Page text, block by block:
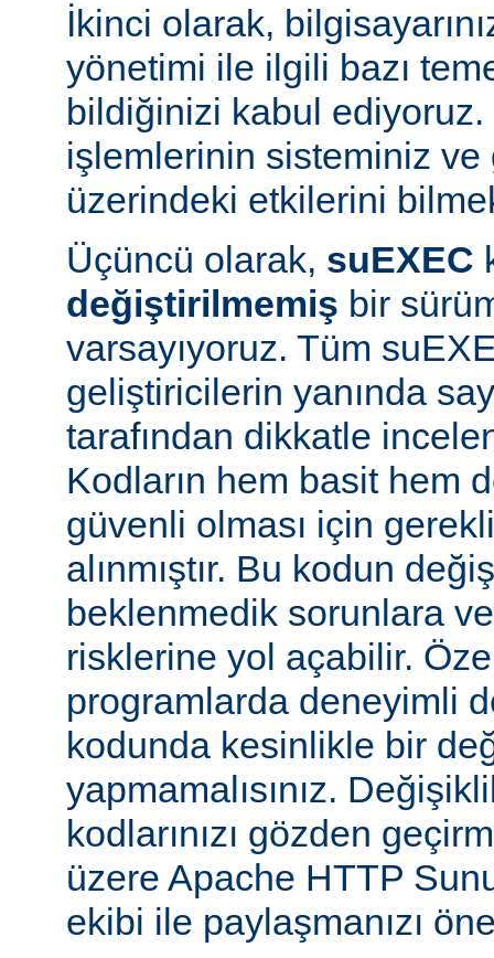
İkinci olarak,
yönetimi ile ilgili bazı
bildiğinizi kabul
işlemlerinin sisteminiz
üzerindeki etkilerini
Üçüncü olarak, suEXEC
değiştirilmemiş bir
varsayıyoruz. Tüm
geliştiricilerin yanında
tarafından dikkatle
Kodların hem basit hem
güvenli olması için
alınmıştır. Bu kodun
beklenmedik sorunlara
risklerine yol açabilir.
programlarda deneyimli
kodunda kesinlikle bir
yapmamalısınız.
kodlarınızı gözden
üzere Apache HTTP
ekibi ile paylaşmanızı